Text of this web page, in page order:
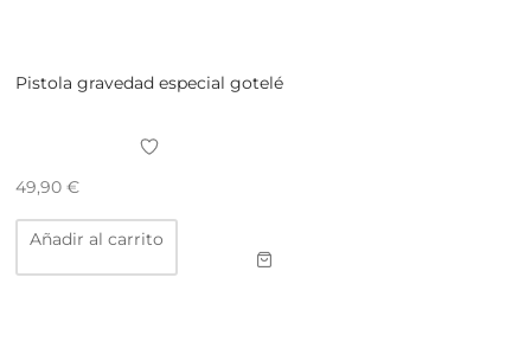
Pistola gravedad especial gotelé
49,90 €
Añadir al carrito